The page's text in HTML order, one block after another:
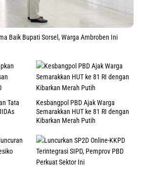
Baik Bupati Sorsel, Warga Ambroben Ini
Tata
Kesbangpol PBD Ajak Warga
Semarakkan HUT ke 81 RI dengan
Kibarkan Merah Putih